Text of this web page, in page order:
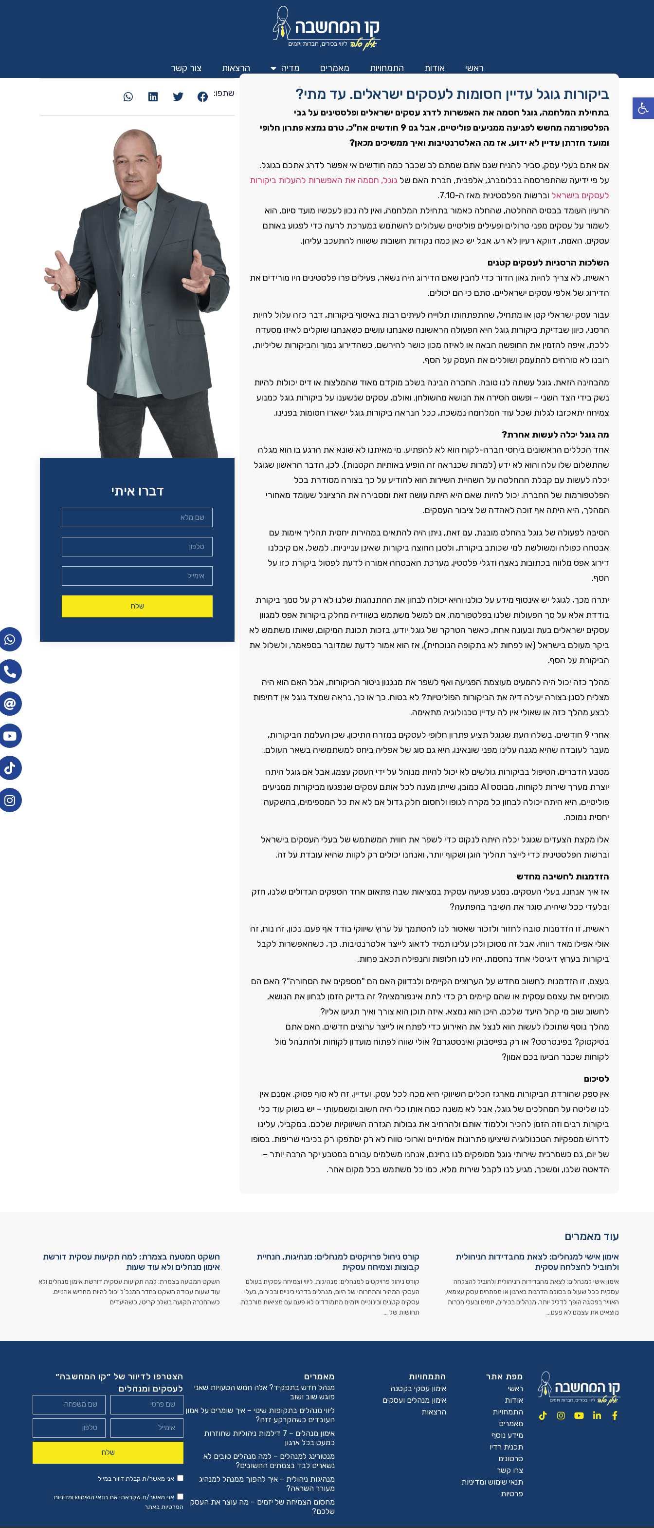
פתח סרגל נגישות
ראשי אודות התמחויות מאמרים מדיה הרצאות צור קשר
ביקורות גוגל עדיין חסומות לעסקים ישראלים. עד מתי?
בתחילת המלחמה, גוגל חסמה את האפשרות לדרג עסקים ישראלים ופלסטינים על גבי
הפלטפורמה מחשש לפגיעה ממניעים פוליטיים, אבל גם 9 חודשים אח"כ, טרם נמצא פתרון חלופי
ומועד חזרתן עדיין לא ידוע. אז מה האלטרנטיבות ואיך ממשיכים מכאן?
אם אתם בעלי עסק, סביר להניח שגם אתם שמתם לב שכבר כמה חודשים אי אפשר לדרג אתכם בגוגל.
על פי ידיעה שהתפרסמה בבלומברג, אלפבית, חברת האם של גוגל, חסמה את האפשרות להעלות ביקורות
לעסקים בישראל וברשות הפלסטינית מאז ה-7.10.
הרעיון העומד בבסיס ההחלטה, שהחלה כאמור בתחילת המלחמה, ואין לה נכון לעכשיו מועד סיום, הוא
לשמור על עסקים מפני טרולים ופעילים פוליטיים שעלולים להשתמש במערכת לרעה כדי לפגוע באותם
עסקים. האמת, דווקא רעיון לא רע, אבל יש כאן כמה נקודות חשובות ששווה להתעכב עליהן.
השלכות הרסניות לעסקים קטנים
ראשית, לא צריך להיות גאון הדור כדי להבין שאם הדירוג היה נשאר, פעילים פרו פלסטינים היו מורידים את
הדירוג של אלפי עסקים ישראליים, סתם כי הם יכולים.
עבור עסק ישראלי קטן או מתחיל, שהתפתחותו תלוייה לעיתים רבות באיסוף ביקורות, דבר כזה עלול להיות
הרסני, כיוון שבדיקת ביקורות גוגל היא הפעולה הראשונה שאנחנו עושים כשאנחנו שוקלים לאיזו מסעדה
ללכת, איפה להזמין את החופשה הבאה או לאיזה מכון כושר להירשם. כשהדירוג נמוך והביקורות שליליות,
רובנו לא טורחים להתעמק ושוללים את העסק על הסף.
מהבחינה הזאת, גוגל עשתה לנו טובה. החברה הבינה בשלב מוקדם מאוד שהמלצות או דיס יכולות להיות
נשק בידי הצד השני – ופשוט הסירה את הנושא מהשולחן. ואולם, עסקים שנשענו על ביקורות גוגל כמנוע
צמיחה יתאכזבו לגלות שכל עוד המלחמה נמשכת, ככל הנראה ביקורות גוגל ישארו חסומות בפנינו.
מה גוגל יכלה לעשות אחרת?
אחד הכללים הראשונים ביחסי חברה-לקוח הוא לא להפתיע. מי מאיתנו לא שונא את הרגע בו הוא מגלה
שהתשלום שלו עלה והוא לא ידע (למרות שכנראה זה הופיע באותיות הקטנות). לכן, הדבר הראשון שגוגל
יכלה לעשות עם קבלת ההחלטה על השהיית השירות הוא להודיע על כך בצורה מסודרת בכל
הפלטפורמות של החברה. יכול להיות שאם היא היתה עושה זאת ומסבירה את הרציונל שעומד מאחורי
המהלך, היא היתה אף זוכה לאהדה של ציבור העסקים.
הסיבה לפעולה של גוגל בהחלט מובנת, עם זאת, ניתן היה להתאים במהירות יחסית תהליך אימות עם
אבטחה כפולה ומשולשת למי שכותב ביקורת, ולסנן החוצה ביקורות שאינן ענייניות. למשל, אם קיבלנו
דירוג אפס מלווה בכתובות נאצה ודגלי פלסטין, מערכת האבטחה אמורה לדעת לפסול ביקורת כזו על
הסף.
יתרה מכך, לגוגל יש אינסוף מידע על כולנו והיא יכולה לבחון את ההתנהגות שלנו לא רק על סמך ביקורת
בודדת אלא על סך הפעולות שלנו בפלטפורמה. אם למשל משתמש בשוודיה מחלק ביקורות אפס למגוון
עסקים ישראלים בעת ובעונה אחת, כאשר הטרקר של גוגל יודע, בזכות תכונת המיקום, שאותו משתמש לא
ביקר מעולם בישראל (או לפחות לא בתקופה הנוכחית), אז הוא אמור לדעת שמדובר בספאמר, ולשלול את
הביקורת על הסף.
מהלך כזה יכול היה להמעיט מעוצמת הפגיעה ואף לשפר את מנגנון ניטור הביקורות, אבל האם הוא היה
מצליח לסנן בצורה יעילה דיה את הביקורות הפוליטיות? לא בטוח. כך או כך, נראה שמצד גוגל אין דחיפות
לבצע מהלך כזה או שאולי אין לה עדיין טכנולוגיה מתאימה.
אחרי 9 חודשים, בשלה העת שגוגל תציע פתרון חלופי לעסקים במזרח התיכון, שכן העלמת הביקורות,
מעבר לעובדה שהיא מגנה עלינו מפני שונאינו, היא גם סוג של אפליה ביחס למשתמשיה בשאר העולם.
מטבע הדברים, הטיפול בביקורות גולשים לא יכול להיות מנוהל על ידי העסק עצמו, אבל אם גוגל היתה
יוצרת מערך שירות לקוחות, מבוסס AI כמובן, שייתן מענה לכל אותם עסקים שנפגעו מביקורות ממניעים
פוליטיים, היא היתה יכולה לבחון כל מקרה לגופו ולחסום חלק גדול אם לא את כל המספימים, בהשקעה
יחסית נמוכה.
אלו מקצת הצעדים שגוגל יכלה היתה לנקוט כדי לשפר את חווית המשתמש של בעלי העסקים בישראל
וברשות הפלסטינית כדי לייצר תהליך הוגן ושקוף יותר, ואנחנו יכולים רק לקוות שהיא עובדת על זה.
הזדמנות לחשיבה מחדש
אז איך אנחנו, בעלי העסקים, נמנע פגיעה עסקית במציאות שבה פתאום אחד הספקים הגדולים שלנו, חזק
ובלעדי ככל שיהיה, סוגר את השיבר בהפתעה?
ראשית, זו הזדמנות טובה לחזור ולזכור שאסור לנו להסתמך על ערוץ שיווקי בודד אף פעם. נכון, זה נוח, זה
אולי אפילו מאד רווחי, אבל זה מסוכן ולכן עלינו תמיד לדאוג לייצר אלטרנטיבות. כך, כשהאפשרות לקבל
ביקורות בערוץ דיגיטלי אחד נחסמת, יהיו לנו חלופות והנפילה תכאב פחות.
בעצם, זו הזדמנות לחשוב מחדש על הערוצים הקיימים ולבדווק האם הם "מספקים את הסחורה"? האם הם
מוכיחים את עצמם עסקית או שהם קיימים רק כדי לתת אינפורמציה? זה בדיוק הזמן לבחון את הנושא,
לחשוב שוב מי קהל היעד שלכם, היכן הוא נמצא, איזה תוכן הוא צורך ואיך תגיעו אליו?
מהלך נוסף שתוכלו לעשות הוא לנצל את האירוע כדי לפתח או לייצר ערוצים חדשים. האם אתם
בטיקטוק? בפינטרסט? או רק בפייסבוק ואינסטגרם? אולי שווה לפתוח מועדון לקוחות ולהתנהל מול
לקוחות שכבר הביעו בכם אמון?
לסיכום
אין ספק שהורדת הביקורות מארגז הכלים השיווקי היא מכה לכל עסק. ועדיין, זה לא סוף פסוק. אמנם אין
לנו שליטה על המהלכים של גוגל, אבל לא משנה כמה אותו כלי היה חשוב ומשמעותי – יש בשוק עוד כלי
ביקורות רבים וזה הזמן להכיר וללמוד אותם ולהרחיב את גבולות הגזרה השיווקיות שלכם. במקביל, עלינו
לדרוש מספקיות הטכנולוגיה שיציעו פתרונות אמיתיים וארוכי טווח לא רק יסתפקו רק בכיבוי שריפות. בסופו
של יום, גם כשמרבית שירותי גוגל מסופקים לנו בחינם, אנחנו משלמים עבורם במטבע יקר הרבה יותר –
הדאטה שלנו, ומשכך, מגיע לנו לקבל שירות מלא, כמו כל משתמש בכל מקום אחר.
שתפו:
דברו איתי
שלח
עוד מאמרים
אימון אישי למנהלים: לצאת מהבדידות הניהולית
ולהוביל להצלחה עסקית
אימון אישי למנהלים: לצאת מהבדידות הניהולית ולהוביל להצלחה
עסקית ככל שעולים בסולם הדרגות בארגון או מפתחים עסק עצמאי,
האוויר בפסגה הופך לדליל יותר. מנהלים בכירים, יזמים ובעלי חברות
מוצאים את עצמם לא פעם…
קורס ניהול פרויקטים למנהלים: מנהיגות, הנחיית
קבוצות וצמיחה עסקית
קורס ניהול פרויקטים למנהלים: מנהיגות, ליווי וצמיחה עסקית בעולם
העסקי המהיר והתחרותי של היום, מנהלים בדרגי ביניים ובכירים, בעלי
עסקים קטנים ובינוניים ויזמים מתמודדים לא פעם עם מציאות מורכבת.
תחושות של …
השקט המטעה בצמרת: למה תקיעות עסקית דורשת
אימון מנהלים ולא עוד שעות
השקט המטעה בצמרת: למה תקיעות עסקית דורשת אימון מנהלים ולא
עוד שעות עבודה השקט בחדר המנכ'ל יכול להיות מחריש אוזניים.
כשהחברה תקועה בשלב קריטי, כשהיעדים
מפת אתר
ראשי
אודות
התמחויות
מאמרים
מידע נוסף
תכנית רדיו
סרטונים
צרו קשר
תנאי שימוש ומדיניות
פרטיות
התמחויות
אימון עסקי בקטנה
אימון מנהלים ועסקים
הרצאות
מאמרים
מנהל חדש בתפקיד? אלה חמש הטעויות שאני
פוגש שוב ושוב
ליווי מנהלים בתקופות שינוי – איך שומרים על אמון
העובדים כשהקרקע זזה?
אימון מנהלים – 7 דילמות ניהוליות שחוזרות
כמעט בכל ארגון
מנטורינג למנהלים – למה מנהלים טובים לא
נשארים לבד בצמתים החשובים?
מנהיגות ניהולית – איך להפוך ממנהל למנהיג
מעורר השראה?
מחסום הצמיחה של יזמים – מה עוצר את העסק
שלכם?
הצטרפו לדיוור של ״קו המחשבה״
לעסקים ומנהלים
אני מאשר/ת קבלת דיוור במייל
אני מאשר/ת שקראתי את תנאי השימוש ומדיניות
הפרטיות באתר
שלח